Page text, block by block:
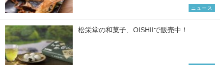
ニュース
松栄堂の和菓子、OISHIIで販売中！